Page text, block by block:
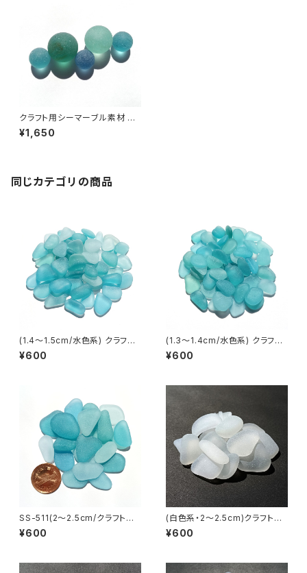
クラフト用シーマーブル素材 M
S-16
¥1,650
同じカテゴリの商品
(1.4～1.5cm/水色系) クラフト
¥600
(1.3～1.4cm/水色系) クラフト
¥600
SS-511(2～2.5cm/クラフト用)
水色系シーグラス素材
¥600
(白色系・2～2.5cm)クラフト用
シーグラス素材 SS-507
¥600